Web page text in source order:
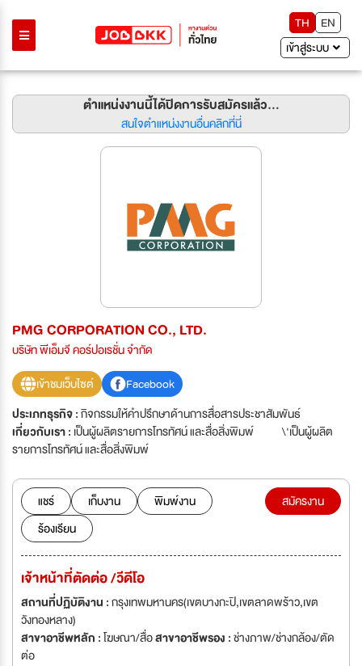
TH
EN
เข้าสู่ระบบ
ตำแหน่งงานนี้ได้ปิดการรับสมัครแล้ว...
สนใจตำแหน่งงานอื่นคลิกที่นี่
PMG CORPORATION CO., LTD.
บริษัท พีเอ็มจี คอร์ปอเรชั่น จำกัด
เข้าชมเว็บไซต์
Facebook
ประเภทธุรกิจ :กิจกรรมให้คำปรึกษาด้านการสื่อสารประชาสัมพันธ์
เกี่ยวกับเรา : เป็นผู้ผลิตรายการโทรทัศน์ และสื่อสิ่งพิมพ์ \'เป็นผู้ผลิต
รายการโทรทัศน์ และสื่อสิ่งพิมพ์
แชร์ เก็บงาน
พิมพ์งาน
ร้องเรียน
สมัครงาน
เจ้าหน้าที่ตัดต่อ /วีดีโอ
สถานที่ปฏิบัติงาน :กรุงเทพมหานคร(เขตบางกะปิ,เขตลาดพร้าว,เขต
วังทองหลาง)
สาขาอาชีพหลัก :โฆษณา/สื่อสาขาอาชีพรอง :ช่างภาพ/ช่างกล้อง/ตัด
ต่อ